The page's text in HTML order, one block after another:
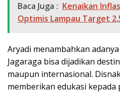
Baca Juga : Kenaikan
Optimis Lampau Target
Aryadi menambahkan
Jagaraga bisa dijadikan
maupun internasional.
memberikan edukasi